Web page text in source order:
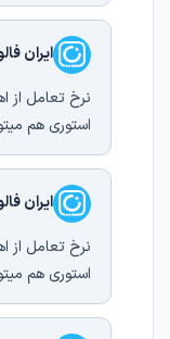
ایران
نرخ تعامل از
استوری هم
ایران
نرخ تعامل از
استوری هم